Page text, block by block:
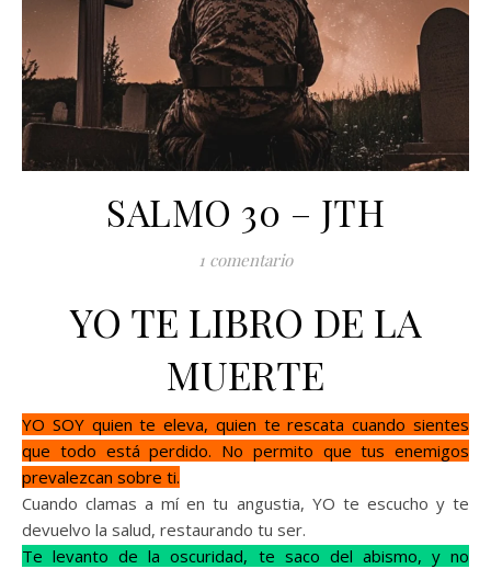
SALMO 30 – JTH
1 comentario
YO TE LIBRO DE LA
MUERTE
YO SOY quien te eleva, quien te rescata cuando sientes
que todo está perdido. No permito que tus enemigos
prevalezcan sobre ti.
Cuando clamas a mí en tu angustia, YO te escucho y te
devuelvo la salud, restaurando tu ser.
Te levanto de la oscuridad, te saco del abismo, y no